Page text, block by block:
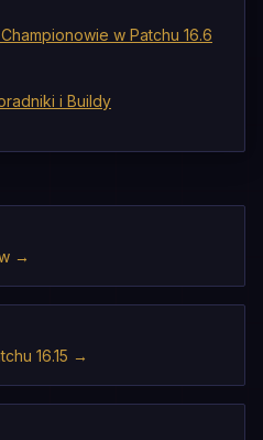
w Patchu 16.6
i Buildy
→
16.15 →